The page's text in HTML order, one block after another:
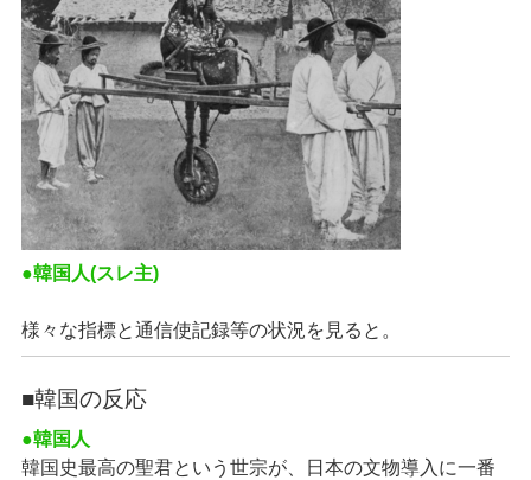
●韓国人(スレ主)
様々な指標と通信使記録等の状況を見ると。
■韓国の反応
●韓国人
韓国史最高の聖君という世宗が、日本の文物導入に一番